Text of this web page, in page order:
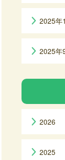
2025年
2025年
2026
2025